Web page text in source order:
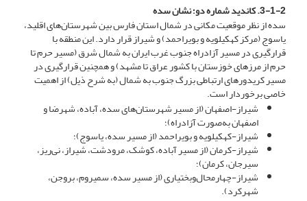
3-1-2. کاندید شماره دو؛ نشان سده
سده از نظر موقعیت مکانی در شمال استان فارس بین شهرستان‌های اقلید،
یاسوج (مرکز کهکیلویه و بویراحمد) و شیراز قرار دارد. این منطقه با
قرارگیری در مسیر آزادراه جنوب غرب ایران به شمال شرق (مسیر حرم تا
حرم از مرزهای خوزستان با کشور عراق تا مشهد) و همچنین قرارگیری در
مسیر کریدورهای ارتباطی بزرگ جنوب به شمال (به شرح ذیل) از اهمیت
خاصی برخوردار است.
شیراز-اصفهان (از مسیر شهرستان‌های سده، آباده، شهرضا و
اصفهان به‌صورت آزادراه)؛
شیراز-کهکیلویه و بویراحمد (از مسیر سده، یاسوج)؛
شیراز-کرمان (از مسیر آباده، کوشک، مرودشت، شیراز، نی‌ریز،
سیرجان، کرمان)؛
شیراز-چهارمحال‌وبختیاری (از مسیر سده، سمیروم، بروجن،
شهرکرد).